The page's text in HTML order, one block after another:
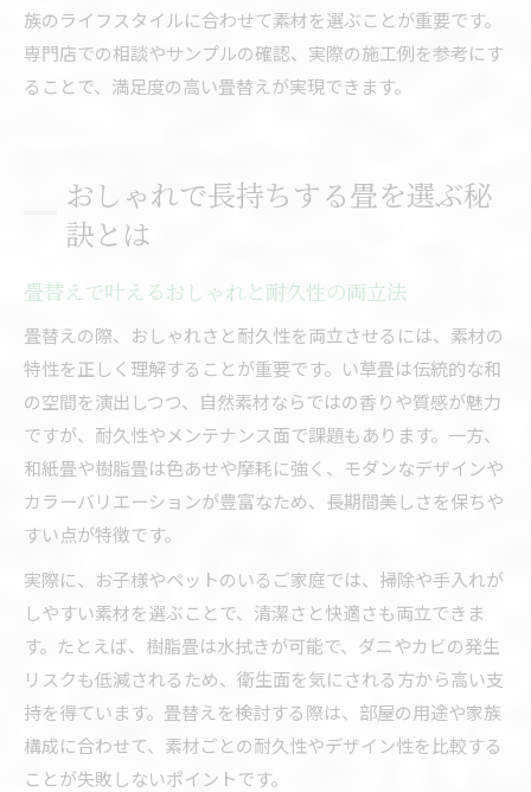
族のライフスタイルに合わせて素材を選ぶことが重要です。
専門店での相談やサンプルの確認、実際の施工例を参考にす
ることで、満足度の高い畳替えが実現できます。
おしゃれで長持ちする畳を選ぶ秘
訣とは
畳替えで叶えるおしゃれと耐久性の両立法
畳替えの際、おしゃれさと耐久性を両立させるには、素材の
特性を正しく理解することが重要です。い草畳は伝統的な和
の空間を演出しつつ、自然素材ならではの香りや質感が魅力
ですが、耐久性やメンテナンス面で課題もあります。一方、
和紙畳や樹脂畳は色あせや摩耗に強く、モダンなデザインや
カラーバリエーションが豊富なため、長期間美しさを保ちや
すい点が特徴です。
実際に、お子様やペットのいるご家庭では、掃除や手入れが
しやすい素材を選ぶことで、清潔さと快適さも両立できま
す。たとえば、樹脂畳は水拭きが可能で、ダニやカビの発生
リスクも低減されるため、衛生面を気にされる方から高い支
持を得ています。畳替えを検討する際は、部屋の用途や家族
構成に合わせて、素材ごとの耐久性やデザイン性を比較する
ことが失敗しないポイントです。